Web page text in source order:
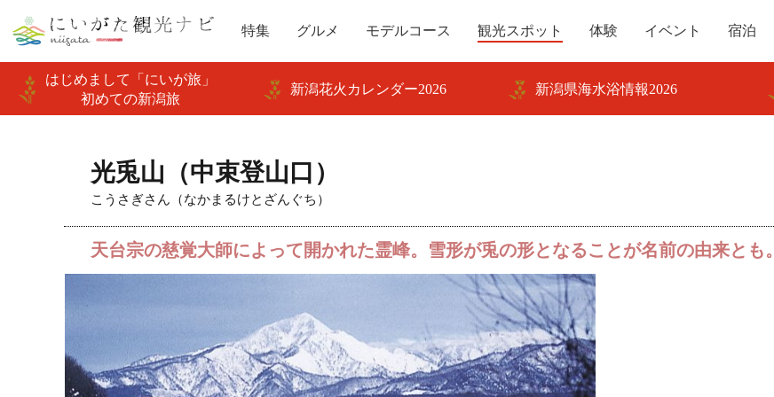
特集 グルメ モデルコース 観光スポット 体験 イベント 宿泊
はじめまして「にいが旅」
初めての新潟旅
新潟花火カレンダー2026 新潟県海水浴情報2026
光兎山（中束登山口）
こうさぎさん（なかまるけとざんぐち）
天台宗の慈覚大師によって開かれた霊峰。雪形が兎の形となることが名前の由来とも。